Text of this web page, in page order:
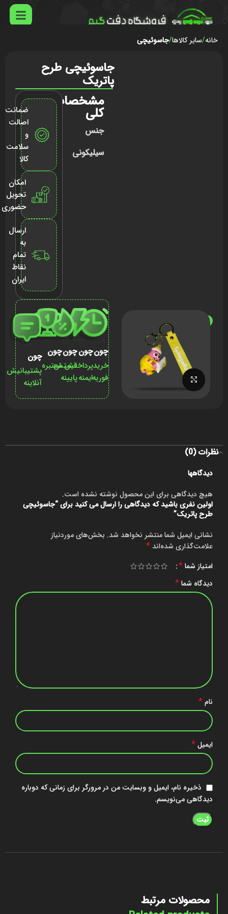
خانه سایر کالاها جاسوئیچی
ناموجود
برای بزرگنمایی کلیک کنید
جاسوئیچی طرح
پاتریک
مشخصات
کلی
جنس
سیلیکونی
ضمانت
اصالت
و
سلامت
کالا
امکان
تحویل
حضوری
ارسال
به
تمام
نقاط
ایران
چون
خرید
فوریه
چون
پرداختش
ایمنه
چون
قیمتش
پایینه
چون
معتبره
چون
پشتیبانیش
آنلاینه
نظرات (0)
دیدگاهها
هیچ دیدگاهی برای این محصول نوشته نشده است.
اولین نفری باشید که دیدگاهی را ارسال می کنید برای “جاسوئیچی
طرح پاتریک”
نشانی ایمیل شما منتشر نخواهد شد. بخش‌های موردنیاز
علامت‌گذاری شده‌اند *
امتیاز شما*
دیدگاه شما*
نام*
ایمیل*
ذخیره نام، ایمیل و وبسایت من در مرورگر برای زمانی که دوباره
دیدگاهی می‌نویسم.
محصولات مرتبط